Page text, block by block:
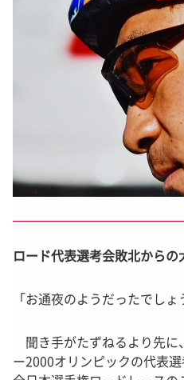
ロード代表選考会敗北からの
「お通夜のようだったでしょ
聞き手がたずねるより先に
ー2000オリンピックの代表